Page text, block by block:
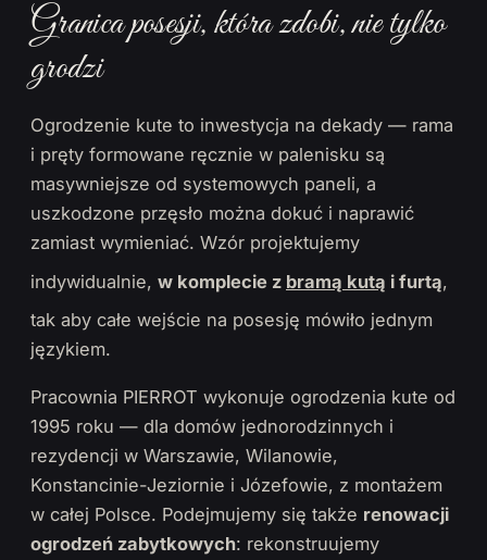
Granica posesji, która zdobi, nie tylko
grodzi
Ogrodzenie kute to inwestycja na dekady — rama
i pręty formowane ręcznie w palenisku są
masywniejsze od systemowych paneli, a
uszkodzone przęsło można dokuć i naprawić
zamiast wymieniać. Wzór projektujemy
indywidualnie, w komplecie z bramą kutą i furtą,
tak aby całe wejście na posesję mówiło jednym
językiem.
Pracownia PIERROT wykonuje ogrodzenia kute od
1995 roku — dla domów jednorodzinnych i
rezydencji w Warszawie, Wilanowie,
Konstancinie-Jeziornie i Józefowie, z montażem
w całej Polsce. Podejmujemy się także renowacji
ogrodzeń zabytkowych: rekonstruujemy